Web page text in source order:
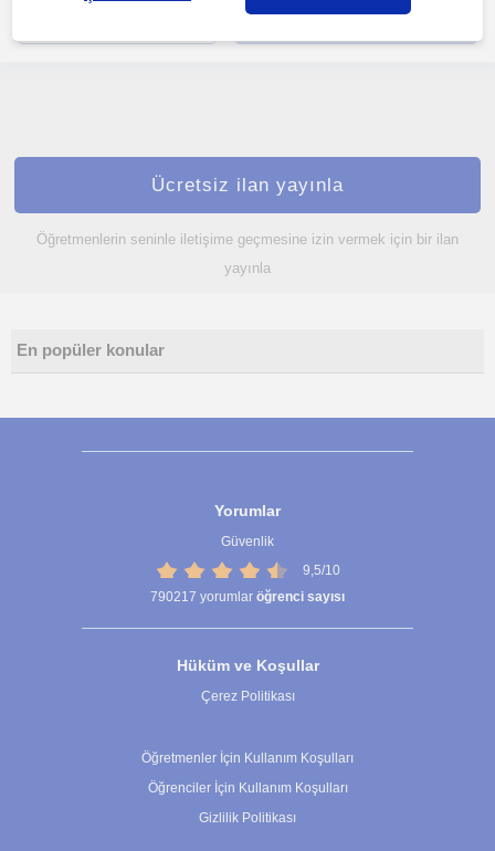
Ücretsiz iletişime geç
Ücretsiz ilan yayınla
Öğretmenlerin seninle iletişime geçmesine izin vermek için bir ilan
yayınla
En popüler konular
Yorumlar
Güvenlik
9,5/10
790217 yorumlar öğrenci sayısı
Hüküm ve Koşullar
Çerez Politikası
Öğretmenler İçin Kullanım Koşulları
Öğrenciler İçin Kullanım Koşulları
Gizlilik Politikası